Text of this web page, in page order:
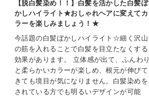
【脱白髪染め！！】白髪を活かした白髪ぼ
かしハイライト★おしゃれヘアに変えてカ
ラーを楽しみましょう！★
今話題の白髪ぼかしハイライト☆細く沢山
の筋を入れることで白髪を目立たなくする
効果があります。 立体感が出て、ふんわり
と柔らかいカラーが楽しめ、根元が伸びて
きても境目が気になりません。白髪染めを
されている方でも明るいデザインが可能